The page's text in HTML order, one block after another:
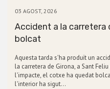
03 AGOST, 2026
Accident a la carretera
bolcat
Aquesta tarda s'ha produït un
la carretera de Girona, a Sant
l'impacte, el cotxe ha quedat
l'interior ha sigut…